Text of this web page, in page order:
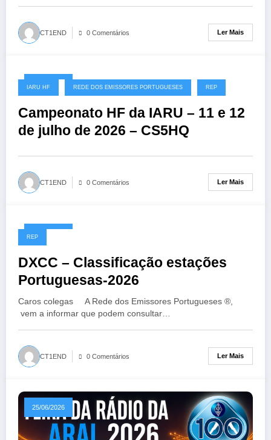
CT1END 0 Comentários Ler Mais
08/07/2026
IARU HF REDE DOS EMISSORES PORTUGUESES REP
Campeonato HF da IARU – 11 e 12
de julho de 2026 – CS5HQ
CT1END 0 Comentários Ler Mais
06/07/2026
REP
DXCC – Classificação estações
Portuguesas-2026
Caros colegas A Rede dos Emissores Portugueses ®,
vem a informar que podem consultar…
CT1END 0 Comentários Ler Mais
25/06/2026